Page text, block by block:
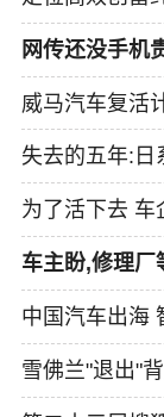
网传还没手机
威马汽车复活
失去的五年:日
为了活下去 车
车主盼,修理
中国汽车出海
雪佛兰"退出"